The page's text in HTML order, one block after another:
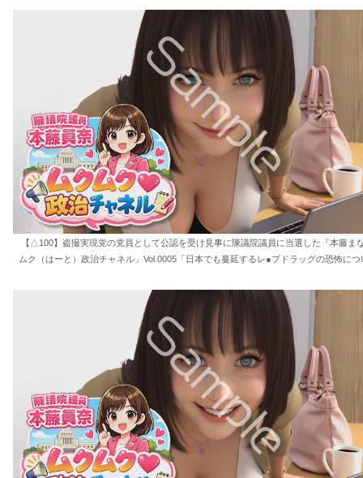
【△100】盗撮実現党の党員として公認を受け見事に陳議院議員に当選した『本藤ま
ムク（はーと）政治チャネル」Vol.0005「日本でも蔓延するレ●プドラッグの恐怖に